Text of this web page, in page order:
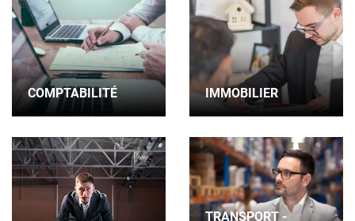
COMPTABILITÉ IMMOBILIER
TRANSPORT -